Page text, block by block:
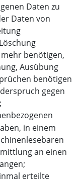
Daten zu
Daten von
benötigen,
Ausübung
benötigen
gegen
in einem
an einen
erteilte